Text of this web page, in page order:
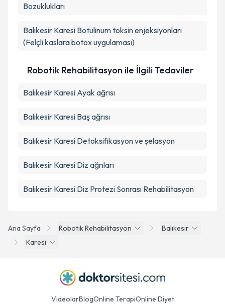
Ana Sayfa Robotik Rehabilitasyon
Balıkesir
Karesi
Bozuklukları
Balıkesir Karesi Botulinum toksin enjeksiyonları
(Felçli kaslara botox uygulaması)
Robotik Rehabilitasyon ile İlgili Tedaviler
Balıkesir Karesi Ayak ağrısı
Balıkesir Karesi Baş ağrısı
Balıkesir Karesi Detoksifikasyon ve şelasyon
Balıkesir Karesi Diz ağrıları
Balıkesir Karesi Diz Protezi Sonrası Rehabilitasyon
VideolarBlogOnline TerapiOnline Diyet